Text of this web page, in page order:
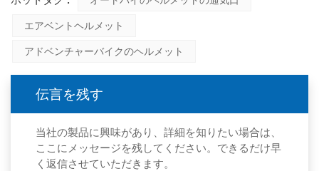
エアベントヘルメット
アドベンチャーバイクのヘルメット
伝言を残す
当社の製品に興味があり、詳細を知りたい場合は、
ここにメッセージを残してください。できるだけ早
く返信させていただきます。